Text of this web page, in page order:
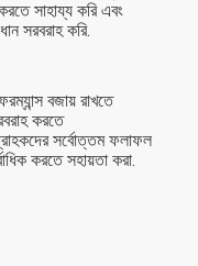
সাহায্য করি এবং
সরবরাহ করি.
বজায় রাখতে
করতে
সর্বোত্তম ফলাফল
করতে সহায়তা করা.